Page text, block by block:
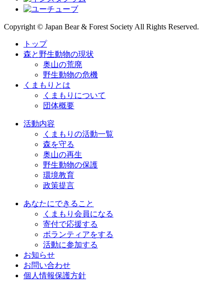
Copyright © Japan Bear & Forest Society All Rights Reserved.
トップ
森と野生動物の現状
奥山の荒廃
野生動物の危機
くまもりとは
くまもりについて
団体概要
活動内容
くまもりの活動一覧
森を守る
奥山の再生
野生動物の保護
環境教育
政策提言
あなたにできること
くまもり会員になる
寄付で応援する
ボランティアをする
活動に参加する
お知らせ
お問い合わせ
個人情報保護方針